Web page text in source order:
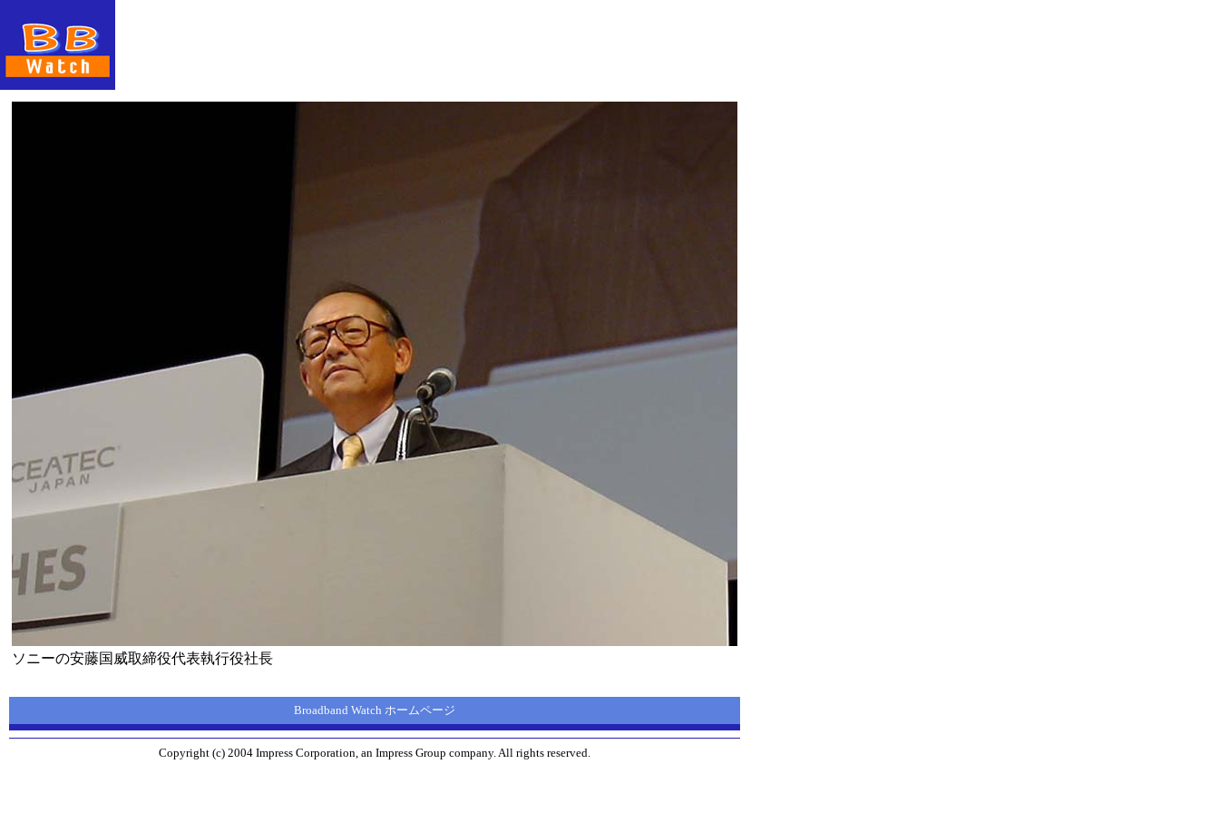
ソニーの安藤国威取締役代表執行役社長
Broadband Watch ホームページ
Copyright (c) 2004 Impress Corporation, an Impress Group company. All rights reserved.